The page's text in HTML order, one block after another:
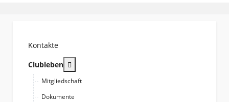
Kontakte
Clubleben
Mitgliedschaft
Dokumente